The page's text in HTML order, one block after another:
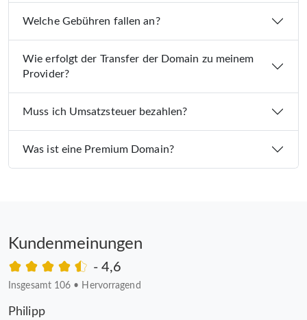
Welche Gebühren fallen an?
Wie erfolgt der Transfer der Domain zu meinem
Provider?
Muss ich Umsatzsteuer bezahlen?
Was ist eine Premium Domain?
Kundenmeinungen
- 4,6
Insgesamt 106 • Hervorragend
Philipp